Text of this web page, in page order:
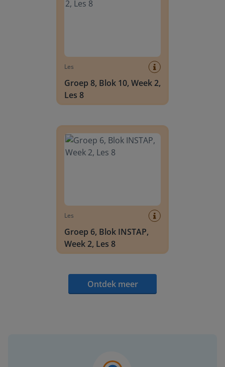
Les
Groep 8, Blok 10, Week 2,
Les 8
Les
Groep 6, Blok INSTAP,
Week 2, Les 8
Ontdek meer